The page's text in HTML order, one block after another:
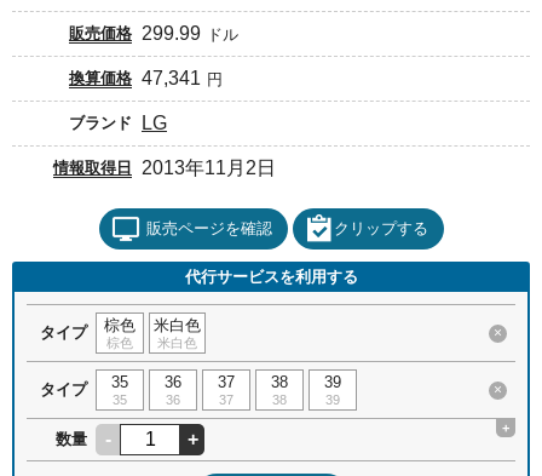
販売価格 299.99 ドル
換算価格 47,341 円
ブランド LG
情報取得日 2013年11月2日
販売ページを確認 クリップする
代行サービスを利用する
タイプ 棕色
棕色
米白色
米白色
×
タイプ 35
35
36
36
37
37
38
38
39
39
×
数量 - +
+